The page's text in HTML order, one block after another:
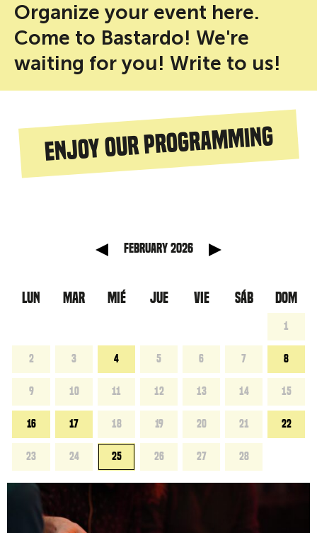
Organize your event here.
Come to Bastardo! We're
waiting for you! Write to us!
Enjoy our programming
February 2026
LUN MAR MIÉ JUE VIE SÁB DOM
1
2 3 4 5 6 7 8
9 10 11 12 13 14 15
16 17 18 19 20 21 22
23 24 25 26 27 28